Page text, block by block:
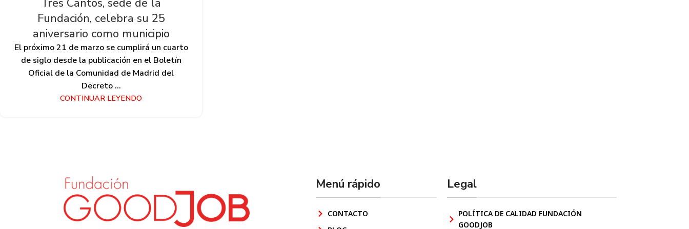
Fundación, celebra su 25
aniversario como municipio
El próximo 21 de marzo se cumplirá un cuarto
de siglo desde la publicación en el Boletín
Oficial de la Comunidad de Madrid del
Decreto ...
CONTINUAR LEYENDO
Menú rápido
CONTACTO
Legal
POLÍTICA DE CALIDAD FUNDACIÓN
GOODJOB